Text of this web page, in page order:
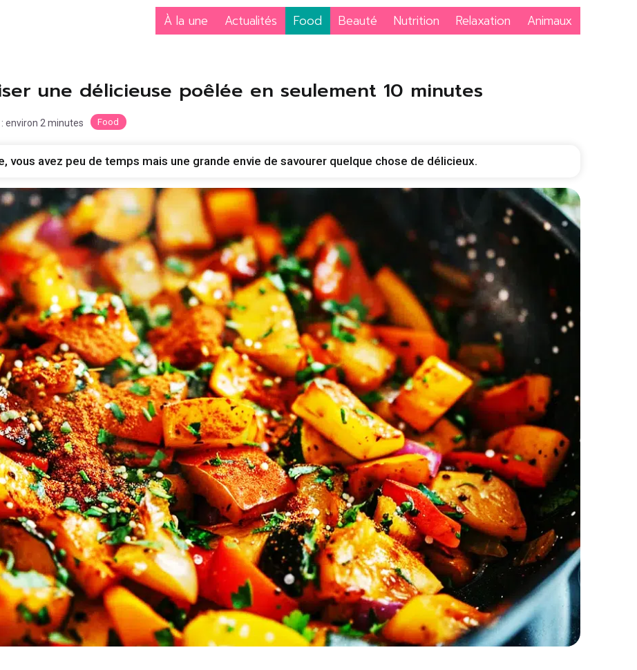
À la une Actualités Food Beauté Nutrition Relaxation Animaux
Food
une délicieuse poêlée en seulement 10 minutes
environ 2 minutes
vous avez peu de temps mais une grande envie de savourer quelque chose de délicieux.